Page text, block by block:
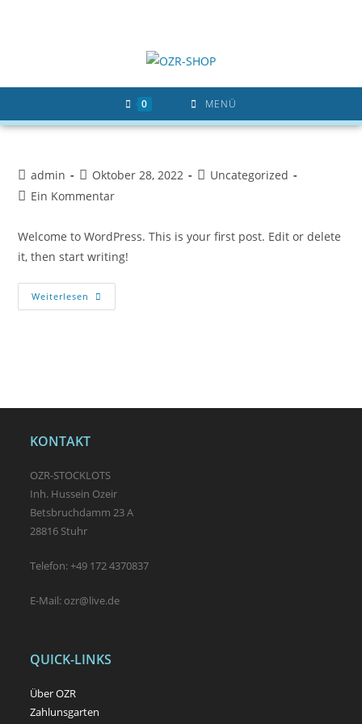
0 MENÜ
Beitrags-
Autor:
admin
Beitrag
veröffentlicht:
Oktober 28, 2022
Beitrags-
Uncategorized
Beitrags-
Ein Kommentar
Welcome to WordPress. This is your first post. Edit or delete
it, then start writing!
Weiterlesen Hello
World!
KONTAKT
OZR-STOCKLOTS
Inh. Hussein Ozeir
Betsbruchdamm 23 A
28816 Stuhr
Telefon: +49 172 4370837
E-Mail: ozr@live.de
QUICK-LINKS
Über OZR
Zahlunsgarten